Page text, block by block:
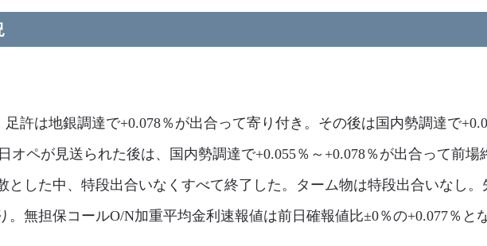
は地銀調達で+0.078％が出合って寄り付き。その後は国内勢調達で
オペが見送られた後は、国内勢調達で+0.055％～+0.078％が出合って前場
とした中、特段出合いなくすべて終了した。ターム物は特段出合いなし。
無担保コールO/N加重平均金利速報値は前日確報値比±0％の+0.077％と